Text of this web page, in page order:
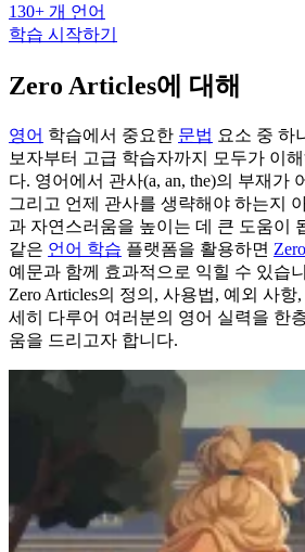
130+ 개 언어
학습 시작하기
Zero Articles에 대해
영어 학습에서 중요한 문법 요소 중 하
보자부터 고급 학습자까지 모두가 이
다. 영어에서 관사(a, an, the)의 부재가
그리고 언제 관사를 생략해야 하는지
과 자연스러움을 높이는 데 큰 도움이
같은 언어 학습 플랫폼을 활용하면
예문과 함께 효과적으로 익힐 수 있습
Zero Articles의 정의, 사용법, 예외 사
세히 다루어 여러분의 영어 실력을 한
움을 드리고자 합니다.